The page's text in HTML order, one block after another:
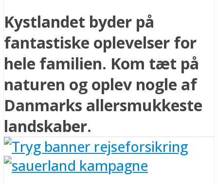
Kystlandet byder på
fantastiske oplevelser for
hele familien. Kom tæt på
naturen og oplev nogle af
Danmarks allersmukkeste
landskaber.